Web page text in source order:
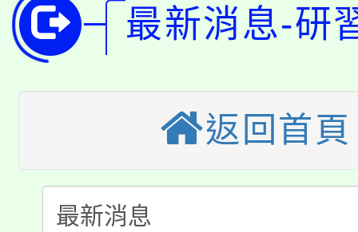
代理(課)教師甄選結果(
轉知中國文化大學推廣
《TA101》溝通分析基
心理、諮商輔導、社會
系所師生報名參加。
轉知苗栗縣政府辦理
縣市「校園短影音徵選
門員」簡章及活動海報
踴躍報名參加。
桃園市115學年度學生
「桃園市補助參觀特色
展演活動實施計畫」
115年度「教育部表揚
義教育推展貢獻獎」
「2026 ART TAIPEI臺
最新消息-研
返回首頁